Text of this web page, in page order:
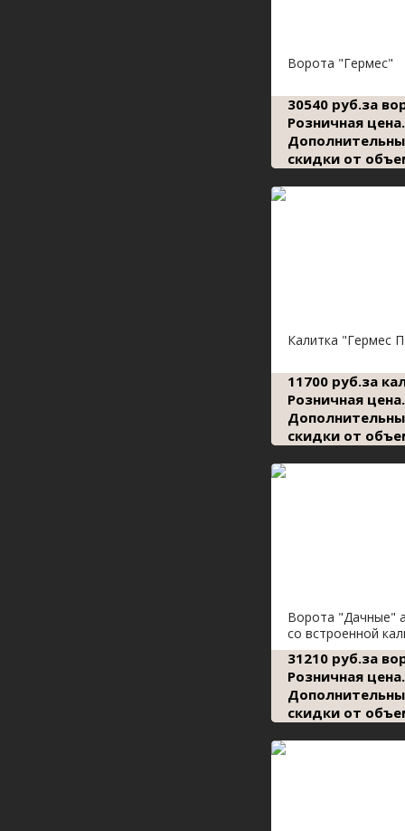
Ворота "Гермес"
30540 руб.за
Розничная цена.
скидки от
Калитка "Гермес
11700 руб.за
Розничная цена.
скидки от
Ворота "Дачные"
со встроенной
31210 руб.за
Розничная цена.
скидки от